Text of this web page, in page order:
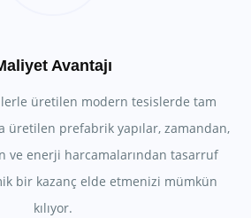
Avantajı
üretilen modern tesislerde tam
üretilen prefabrik yapılar, zamandan,
ve enerji harcamalarından tasarruf
bir kazanç elde etmenizi mümkün
kılıyor.